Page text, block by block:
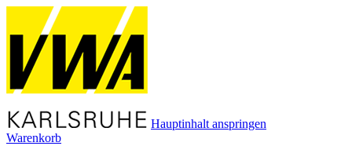
Hauptinhalt anspringen
Warenkorb